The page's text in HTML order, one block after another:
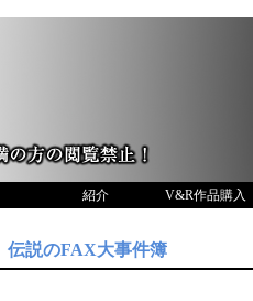
紹介 V&R作品購入
伝説のFAX大事件簿